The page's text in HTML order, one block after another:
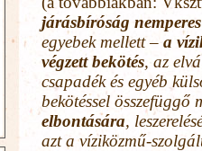
járásbíróság
egyebek mellett – a
végzett bekötés, az
csapadék és egyéb
bekötéssel összefüggő
elbontására,
azt a víziközmű-